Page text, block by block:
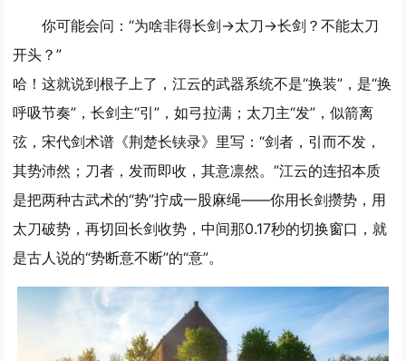
你可能会问：“为啥非得长剑→太刀→长剑？不能太刀
开头？”
哈！这就说到根子上了，江云的武器系统不是“换装”，是“换
呼吸节奏”，长剑主“引”，如弓拉满；太刀主“发”，似箭离
弦，宋代剑术谱《荆楚长铗录》里写：“剑者，引而不发，
其势沛然；刀者，发而即收，其意凛然。”江云的连招本质
是把两种古武术的“势”拧成一股麻绳——你用长剑攒势，用
太刀破势，再切回长剑收势，中间那0.17秒的切换窗口，就
是古人说的“势断意不断”的“意”。